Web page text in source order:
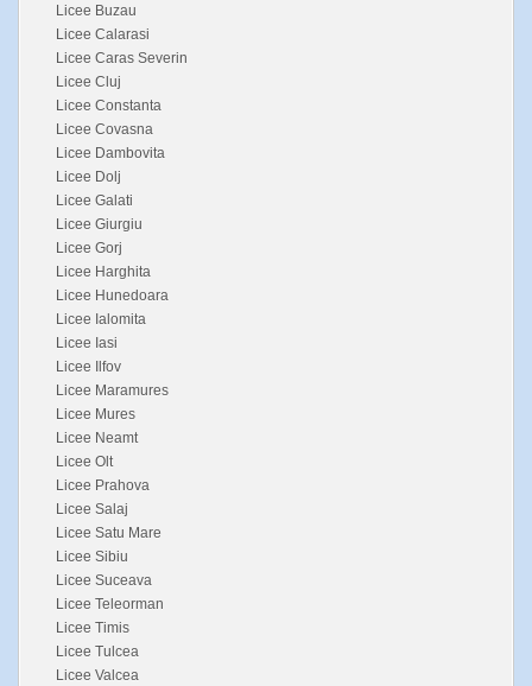
Licee Buzau
Licee Calarasi
Licee Caras Severin
Licee Cluj
Licee Constanta
Licee Covasna
Licee Dambovita
Licee Dolj
Licee Galati
Licee Giurgiu
Licee Gorj
Licee Harghita
Licee Hunedoara
Licee Ialomita
Licee Iasi
Licee Ilfov
Licee Maramures
Licee Mures
Licee Neamt
Licee Olt
Licee Prahova
Licee Salaj
Licee Satu Mare
Licee Sibiu
Licee Suceava
Licee Teleorman
Licee Timis
Licee Tulcea
Licee Valcea